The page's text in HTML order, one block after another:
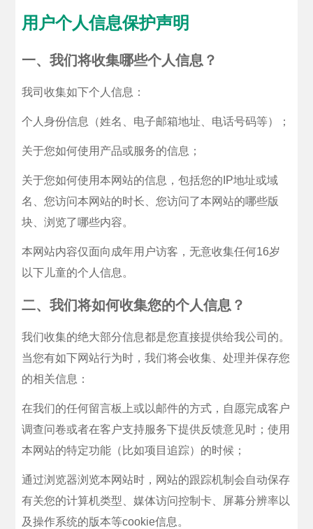
用户个人信息保护声明
一、我们将收集哪些个人信息？
我司收集如下个人信息：
个人身份信息（姓名、电子邮箱地址、电话号码等）；
关于您如何使用产品或服务的信息；
关于您如何使用本网站的信息，包括您的IP地址或域
名、您访问本网站的时长、您访问了本网站的哪些版
块、浏览了哪些内容。
本网站内容仅面向成年用户访客，无意收集任何16岁
以下儿童的个人信息。
二、我们将如何收集您的个人信息？
我们收集的绝大部分信息都是您直接提供给我公司的。
当您有如下网站行为时，我们将会收集、处理并保存您
的相关信息：
在我们的任何留言板上或以邮件的方式，自愿完成客户
调查问卷或者在客户支持服务下提供反馈意见时；使用
本网站的特定功能（比如项目追踪）的时候；
通过浏览器浏览本网站时，网站的跟踪机制会自动保存
有关您的计算机类型、媒体访问控制卡、屏幕分辨率以
及操作系统的版本等cookie信息。